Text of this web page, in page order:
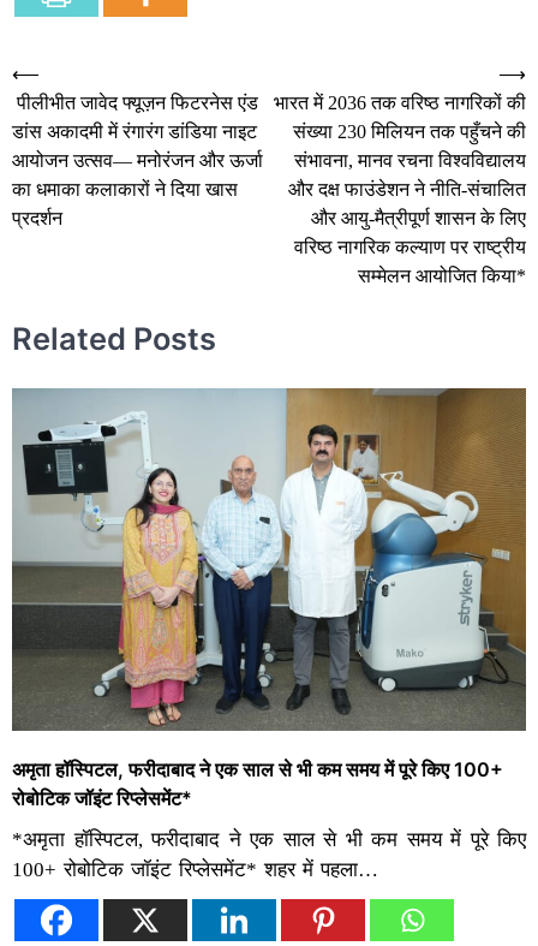
Post
navigation
⟵
पीलीभीत जावेद फ्यूज़न फिटरनेस एंड
डांस अकादमी में रंगारंग डांडिया नाइट
आयोजन उत्सव— मनोरंजन और ऊर्जा
का धमाका कलाकारों ने दिया खास
प्रदर्शन
भारत में 2036 तक वरिष्ठ नागरिकों की
संख्या 230 मिलियन तक पहुँचने की
संभावना, मानव रचना विश्वविद्यालय
और दक्ष फाउंडेशन ने नीति-संचालित
और आयु-मैत्रीपूर्ण शासन के लिए
वरिष्ठ नागरिक कल्याण पर राष्ट्रीय
सम्मेलन आयोजित किया*
⟶
Related Posts
अमृता हॉस्पिटल, फरीदाबाद ने एक साल से भी कम समय में पूरे किए 100+
रोबोटिक जॉइंट रिप्लेसमेंट*
*अमृता हॉस्पिटल, फरीदाबाद ने एक साल से भी कम समय में पूरे किए
100+ रोबोटिक जॉइंट रिप्लेसमेंट* शहर में पहला…